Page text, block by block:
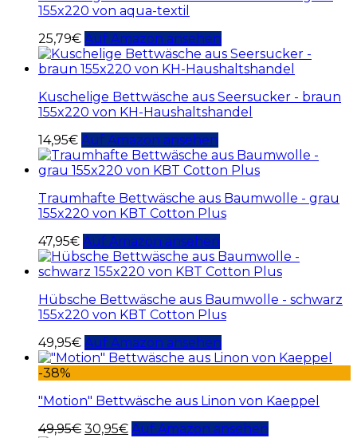
155x220 von aqua-textil
25,79€ Auf Amazon ansehen
Kuschelige Bettwäsche aus Seersucker - braun
155x220 von KH-Haushaltshandel
14,95€ Auf Amazon ansehen
Traumhafte Bettwäsche aus Baumwolle - grau
155x220 von KBT Cotton Plus
47,95€ Auf Amazon ansehen
Hübsche Bettwäsche aus Baumwolle - schwarz
155x220 von KBT Cotton Plus
49,95€ Auf Amazon ansehen
-38%
"Motion" Bettwäsche aus Linon von Kaeppel
49,95€ 30,95€ Auf Amazon ansehen